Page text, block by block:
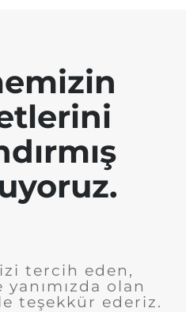
tercih eden,
olan
teşekkür ederiz.